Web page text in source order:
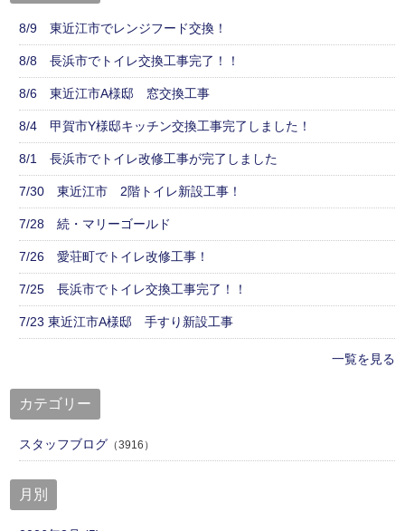
8/9 東近江市でレンジフード交換！
8/8 長浜市でトイレ交換工事完了！！
8/6 東近江市A様邸 窓交換工事
8/4 甲賀市Y様邸キッチン交換工事完了しました！
8/1 長浜市でトイレ改修工事が完了しました
7/30 東近江市 2階トイレ新設工事！
7/28 続・マリーゴールド
7/26 愛荘町でトイレ改修工事！
7/25 長浜市でトイレ交換工事完了！！
7/23 東近江市A様邸 手すり新設工事
一覧を見る
カテゴリー
スタッフブログ （3916）
月別